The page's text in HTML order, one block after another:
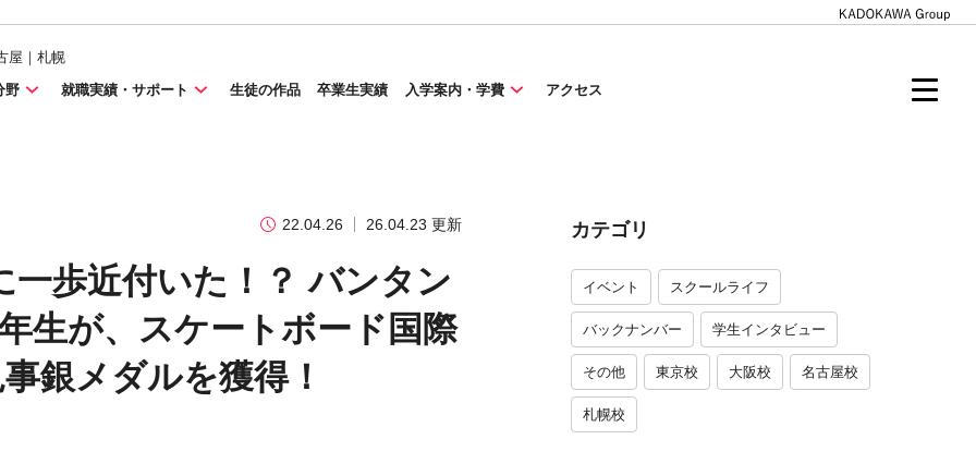
屋｜札幌
野
就職実績・サポート 生徒の作品 卒業生実績 入学案内・学費 アクセス
22.04.26 26.04.23 更新
歩近付いた！？ バンタン
生が、スケートボード国際
銀メダルを獲得！
カテゴリ
イベント スクールライフ
バックナンバー 学生インタビュー
その他 東京校 大阪校 名古屋校
札幌校